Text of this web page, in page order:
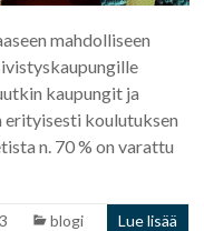
mahdolliseen
kaupungit ja
erityisesti koulutuksen
n. 70 % on varattu
blogi Lue lisää